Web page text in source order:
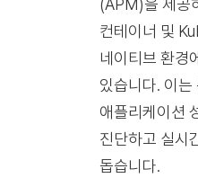
(APM)을 제공
컨테이너 및
네이티브 환경
있습니다. 이는
애플리케이션
진단하고 실시
돕습니다.